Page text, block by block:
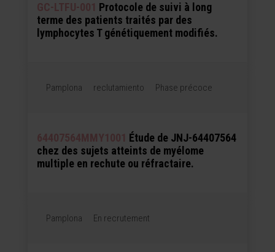
GC-LTFU-001 Protocole de suivi à long
terme des patients traités par des
lymphocytes T génétiquement modifiés.
Pamplona reclutamiento Phase précoce
64407564MMY1001 Étude de JNJ-64407564
chez des sujets atteints de myélome
multiple en rechute ou réfractaire.
Pamplona En recrutement